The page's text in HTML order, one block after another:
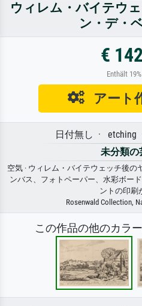
ウィレム・バイテウ
ン・デ・
€
Enthält
アート
日付無し · etching
未分類の
空気 · ウィレム・バイテウェッチ後の
ンバス、フォトペーパー、水彩ボー
ントの印刷
Rosenwald Collection,
この作品の他のカラ